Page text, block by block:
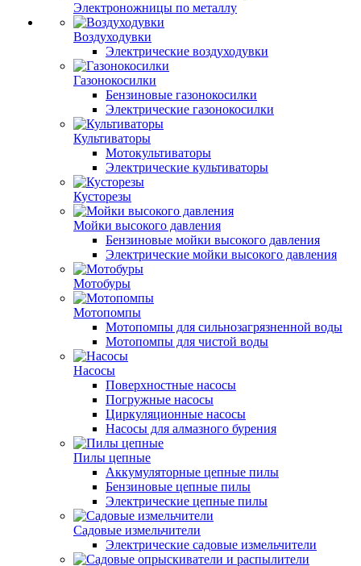
Электроножницы по металлу
Воздуходувки
Электрические воздуходувки
Газонокосилки
Бензиновые газонокосилки
Электрические газонокосилки
Культиваторы
Мотокультиваторы
Электрические культиваторы
Кусторезы
Мойки высокого давления
Бензиновые мойки высокого давления
Электрические мойки высокого давления
Мотобуры
Мотопомпы
Мотопомпы для сильнозагрязненной воды
Мотопомпы для чистой воды
Насосы
Поверхностные насосы
Погружные насосы
Циркуляционные насосы
Насосы для алмазного бурения
Пилы цепные
Аккумуляторные цепные пилы
Бензиновые цепные пилы
Электрические цепные пилы
Садовые измельчители
Электрические садовые измельчители